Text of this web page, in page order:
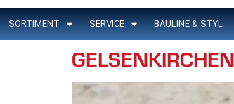
SORTIMENT SERVICE BAULINE & STYL